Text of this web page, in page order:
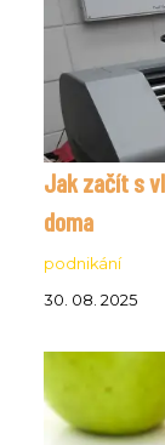
Jak začít s
doma
podnikání
30. 08. 2025